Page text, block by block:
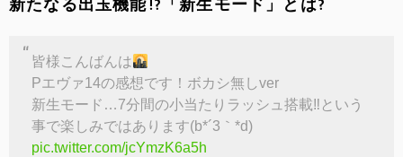
新たなる出玉機能!?「新生モード」とは?
皆様こんばんは
Pエヴァ14の感想です！ボカシ無しver
新生モード…7分間の小当たりラッシュ搭載‼︎という
事で楽しみではあります(b*´3｀*d)
pic.twitter.com/jcYmzK6a5h